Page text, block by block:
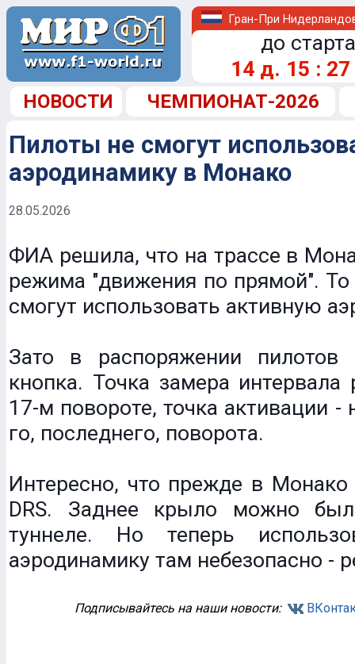
Гран-При
до
14 д. 15 : 27
НОВОСТИ ЧЕМПИОНАТ-2026
Пилоты не смогут
аэродинамику в Монако
28.05.2026
ФИА решила, что на трассе в
режима "движения по прямой". То
смогут использовать активную
Зато в распоряжении пилотов
кнопка. Точка замера интервала
17-м повороте, точка активации -
го, последнего, поворота.
Интересно, что прежде в
DRS. Заднее крыло можно
туннеле. Но теперь
аэродинамику там небезопасно -
Подписывайтесь на наши новости: